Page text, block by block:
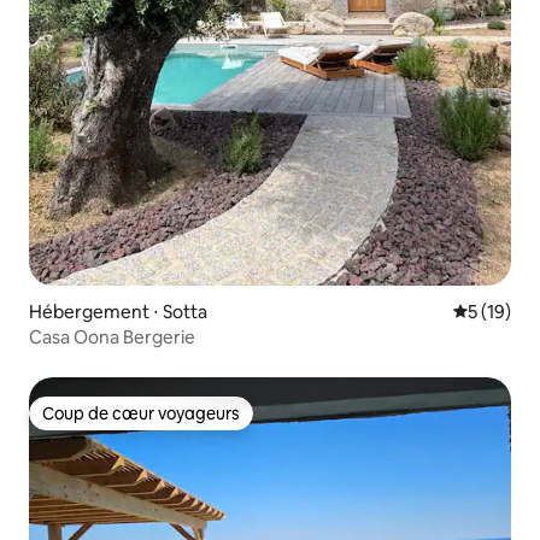
Hébergement ⋅ Sotta
5 (19)
Casa Oona Bergerie
Coup de cœur voyageurs
Coup de cœur voyageurs